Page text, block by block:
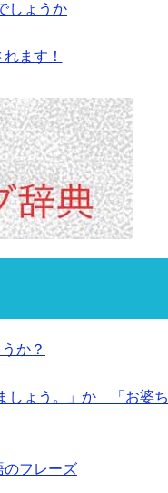
しょうか
ます！
か？
しょう。」か 「お婆ち
フレーズ